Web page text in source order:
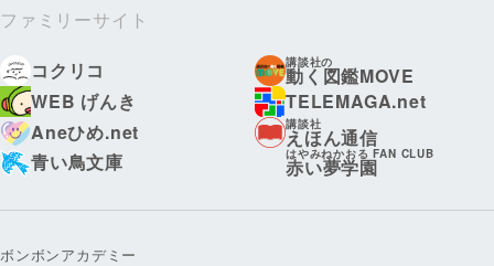
ファミリーサイト
コクリコ
講談社の
動く図鑑MOVE
WEB げんき
TELEMAGA.net
Aneひめ.net
講談社
えほん通信
青い鳥文庫
はやみねかおる FAN CLUB
赤い夢学園
ボンボンアカデミー